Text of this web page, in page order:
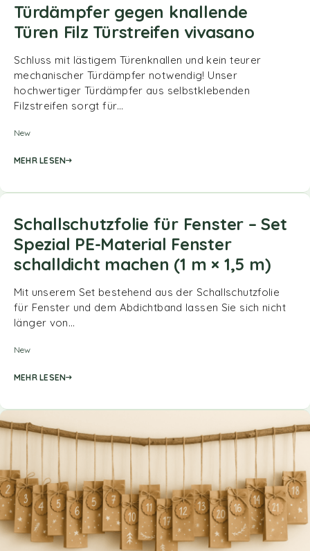
Türdämpfer gegen knallende
Türen Filz Türstreifen vivasano
Schluss mit lästigem Türenknallen und kein teurer
mechanischer Türdämpfer notwendig! Unser
hochwertiger Türdämpfer aus selbstklebenden
Filzstreifen sorgt für…
New
MEHR LESEN
Schallschutzfolie für Fenster – Set
Spezial PE-Material Fenster
schalldicht machen (1 m × 1,5 m)
Mit unserem Set bestehend aus der Schallschutzfolie
für Fenster und dem Abdichtband lassen Sie sich nicht
länger von…
New
MEHR LESEN